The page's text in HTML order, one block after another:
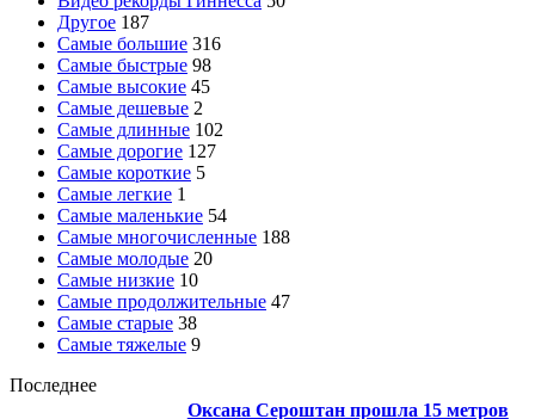
Другое 187
Самые большие 316
Самые быстрые 98
Самые высокие 45
Самые дешевые 2
Самые длинные 102
Самые дорогие 127
Самые короткие 5
Самые легкие 1
Самые маленькие 54
Самые многочисленные 188
Самые молодые 20
Самые низкие 10
Самые продолжительные 47
Самые старые 38
Самые тяжелые 9
Последнее
Оксана Сероштан прошла 15 метров